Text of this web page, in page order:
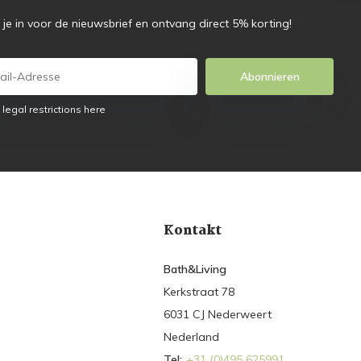
je in voor de nieuwsbrief en ontvang direct 5% korting!
Abonnieren
legal restrictions here
Kontakt
Bath&Living
Kerkstraat 78
6031 CJ Nederweert
Nederland